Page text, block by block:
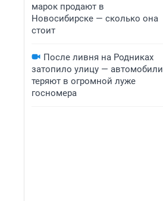
марок продают в
Новосибирске — сколько она
стоит
После ливня на Родниках
затопило улицу — автомобили
теряют в огромной луже
госномера